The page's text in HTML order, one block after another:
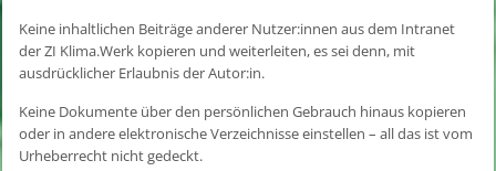
Keine inhaltlichen Beiträge anderer Nutzer:innen aus dem Intranet
der ZI Klima.Werk kopieren und weiterleiten, es sei denn, mit
ausdrücklicher Erlaubnis der Autor:in.
Keine Dokumente über den persönlichen Gebrauch hinaus kopieren
oder in andere elektronische Verzeichnisse einstellen – all das ist vom
Urheberrecht nicht gedeckt.